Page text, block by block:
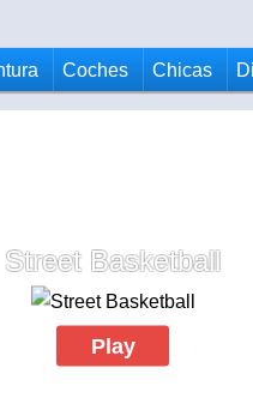
Coches Chicas
Street Basketball
Play